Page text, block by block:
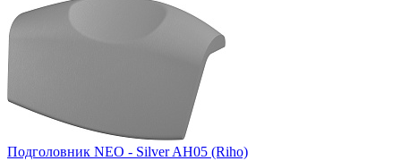
Подголовник NEO - Silver AH05 (Riho)